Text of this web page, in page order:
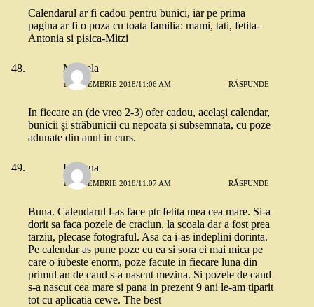
Calendarul ar fi cadou pentru bunici, iar pe prima
pagina ar fi o poza cu toata familia: mami, tati, fetita-
Antonia si pisica-Mitzi
Mihaela
13 NOIEMBRIE 2018/11:06 AM RĂSPUNDE
In fiecare an (de vreo 2-3) ofer cadou, același calendar,
bunicii și străbunicii cu nepoata și subsemnata, cu poze
adunate din anul in curs.
Luciana
13 NOIEMBRIE 2018/11:07 AM RĂSPUNDE
Buna. Calendarul l-as face ptr fetita mea cea mare. Si-a
dorit sa faca pozele de craciun, la scoala dar a fost prea
tarziu, plecase fotograful. Asa ca i-as indeplini dorinta.
Pe calendar as pune poze cu ea si sora ei mai mica pe
care o iubeste enorm, poze facute in fiecare luna din
primul an de cand s-a nascut mezina. Si pozele de cand
s-a nascut cea mare si pana in prezent 9 ani le-am tiparit
tot cu aplicatia cewe. The best